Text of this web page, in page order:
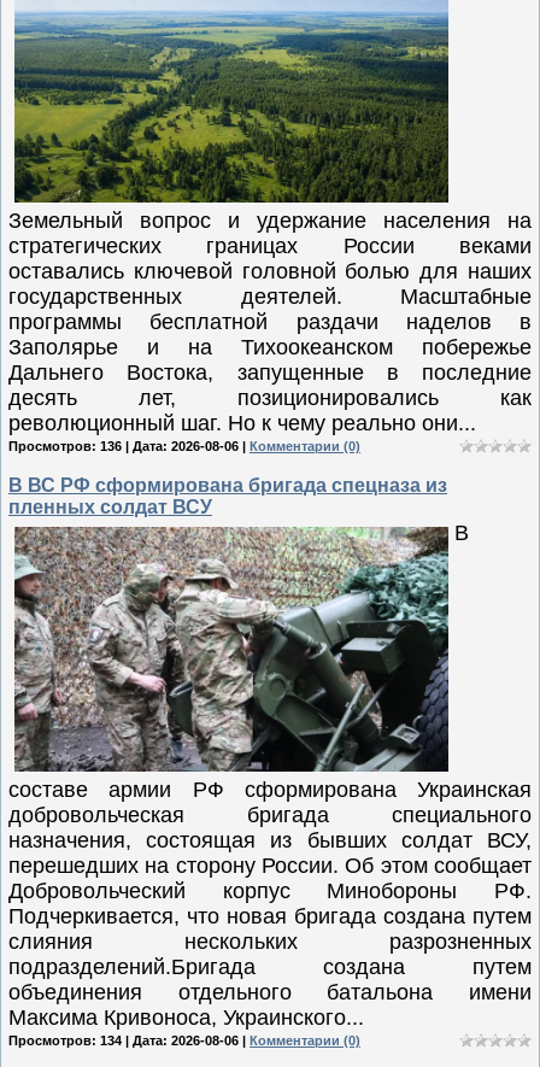
Земельный вопрос и удержание населения на
стратегических границах России веками
оставались ключевой головной болью для наших
государственных деятелей. Масштабные
программы бесплатной раздачи наделов в
Заполярье и на Тихоокеанском побережье
Дальнего Востока, запущенные в последние
десять лет, позиционировались как
революционный шаг. Но к чему реально они...
Просмотров: 136 | Дата: 2026-08-06 | Комментарии (0)
В ВС РФ сформирована бригада спецназа из
пленных солдат ВСУ
В
составе армии РФ сформирована Украинская
добровольческая бригада специального
назначения, состоящая из бывших солдат ВСУ,
перешедших на сторону России. Об этом сообщает
Добровольческий корпус Минобороны РФ.
Подчеркивается, что новая бригада создана путем
слияния нескольких разрозненных
подразделений.Бригада создана путем
объединения отдельного батальона имени
Максима Кривоноса, Украинского...
Просмотров: 134 | Дата: 2026-08-06 | Комментарии (0)